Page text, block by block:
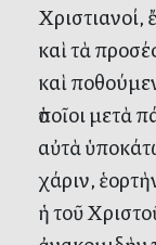
Χριστιανοί,
καὶ τὰ
καὶ
ὁποῖοι μετὰ
αὐτὰ
χάριν,
ἡ τοῦ